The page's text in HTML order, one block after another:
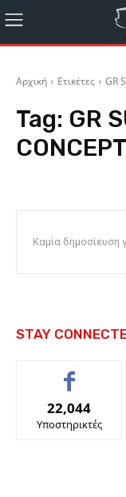
Αρχική Ετικέτες GR
Tag: GR
CONCEPT
Καμία δημοσίευση
STAY
22,044
Υποστηρικτές